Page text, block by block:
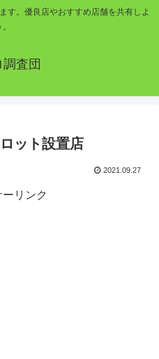
す。優良店やおすすめ店舗を共有しよ
査団
ット設置店
2021.09.27
リンク